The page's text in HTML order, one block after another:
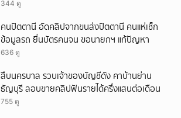
344 ดู
คนปัตตานี อัดคลิปจากขนส่งปัตตานี คนแห่เช็ก
ข้อมูลรถ ยื่นบัตรคนจน ขอนายกฯ แก้ปัญหา
636 ดู
สืบนครบาล รวบเจ้าของบัญชีดัง คาบ้านย่าน
ธัญบุรี ลอบขายคลิปฟันรายได้ครึ่งแสนต่อเดือน
755 ดู